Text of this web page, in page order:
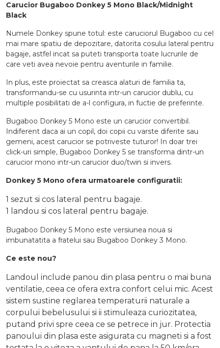
Carucior Bugaboo Donkey 5 Mono Black/Midnight
Black
Numele Donkey spune totul: este caruciorul Bugaboo cu cel
mai mare spatiu de depozitare, datorita cosului lateral pentru
bagaje, astfel incat sa puteti transporta toate lucrurile de
care veti avea nevoie pentru aventurile in familie.
In plus, este proiectat sa creasca alaturi de familia ta,
transformandu-se cu usurinta intr-un carucior dublu, cu
multiple posibilitati de a-l configura, in fuctie de preferinte.
Bugaboo Donkey 5 Mono este un carucior convertibil.
Indiferent daca ai un copil, doi copii cu varste diferite sau
gemeni, acest carucior se potriveste tuturor! In doar trei
click-uri simple, Bugaboo Donkey 5 se transforma dintr-un
carucior mono intr-un carucior duo/twin si invers.
Donkey 5 Mono ofera urmatoarele configuratii:
1 sezut si cos lateral pentru bagaje.
1 landou si cos lateral pentru bagaje.
Bugaboo Donkey 5 Mono este versiunea noua si
imbunatatita a fratelui sau Bugaboo Donkey 3 Mono.
Ce este nou?
Landoul include panou din plasa pentru o mai buna
ventilatie, ceea ce ofera extra confort celui mic. Acest
sistem sustine reglarea temperaturii naturale a
corpului bebelusului si ii stimuleaza curiozitatea,
putand privi spre ceea ce se petrece in jur. Protectia
panoului din plasa este asigurata cu magneti si a fost